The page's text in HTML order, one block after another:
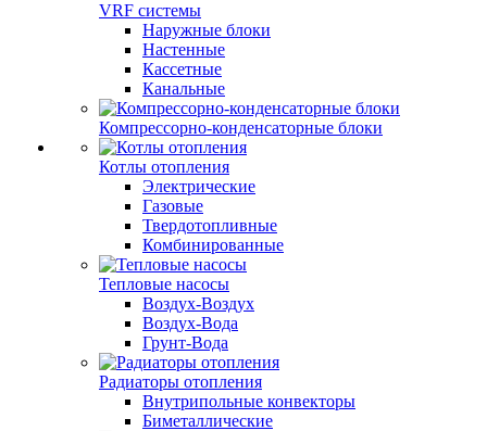
VRF системы
Наружные блоки
Настенные
Кассетные
Канальные
Компрессорно-конденсаторные блоки
Котлы отопления
Электрические
Газовые
Твердотопливные
Комбинированные
Тепловые насосы
Воздух-Воздух
Воздух-Вода
Грунт-Вода
Радиаторы отопления
Внутрипольные конвекторы
Биметаллические